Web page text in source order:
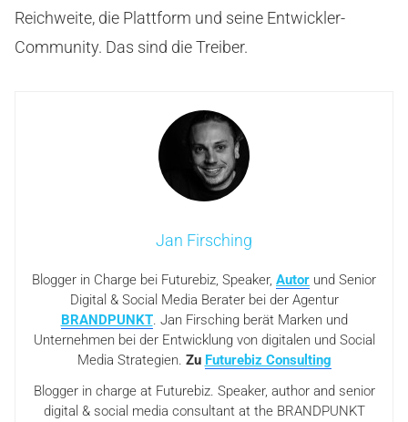
Reichweite, die Plattform und seine Entwickler-
Community. Das sind die Treiber.
Jan Firsching
Blogger in Charge bei Futurebiz, Speaker, Autor und Senior
Digital & Social Media Berater bei der Agentur
BRANDPUNKT. Jan Firsching berät Marken und
Unternehmen bei der Entwicklung von digitalen und Social
Media Strategien. Zu Futurebiz Consulting
Blogger in charge at Futurebiz. Speaker, author and senior
digital & social media consultant at the BRANDPUNKT